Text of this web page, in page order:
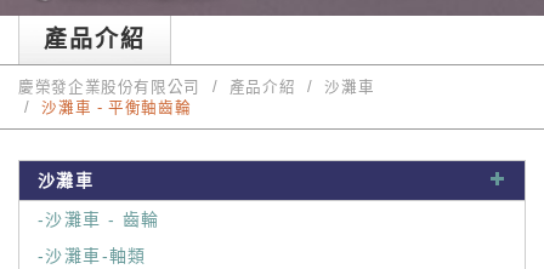
產品介紹
慶榮發企業股份有限公司 產品介紹
沙灘車
沙灘車 - 平衡軸齒輪
沙灘車
-沙灘車 - 齒輪
-沙灘車-軸類